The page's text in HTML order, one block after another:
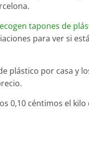
tapones de
para ver si
plástico por casa y
0,10 céntimos el